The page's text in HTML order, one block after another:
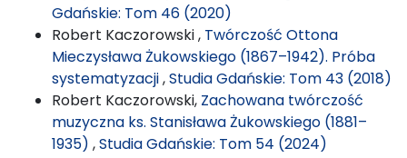
Gdańskie: Tom 46 (2020)
Robert Kaczorowski , Twórczość Ottona
Mieczysława Żukowskiego (1867–1942). Próba
systematyzacji,Studia Gdańskie: Tom 43 (2018)
Robert Kaczorowski, Zachowana twórczość
muzyczna ks. Stanisława Żukowskiego (1881–
1935) ,Studia Gdańskie: Tom 54 (2024)